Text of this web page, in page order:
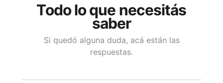
Todo lo que necesitás
saber
Si quedó alguna duda, acá están las
respuestas.